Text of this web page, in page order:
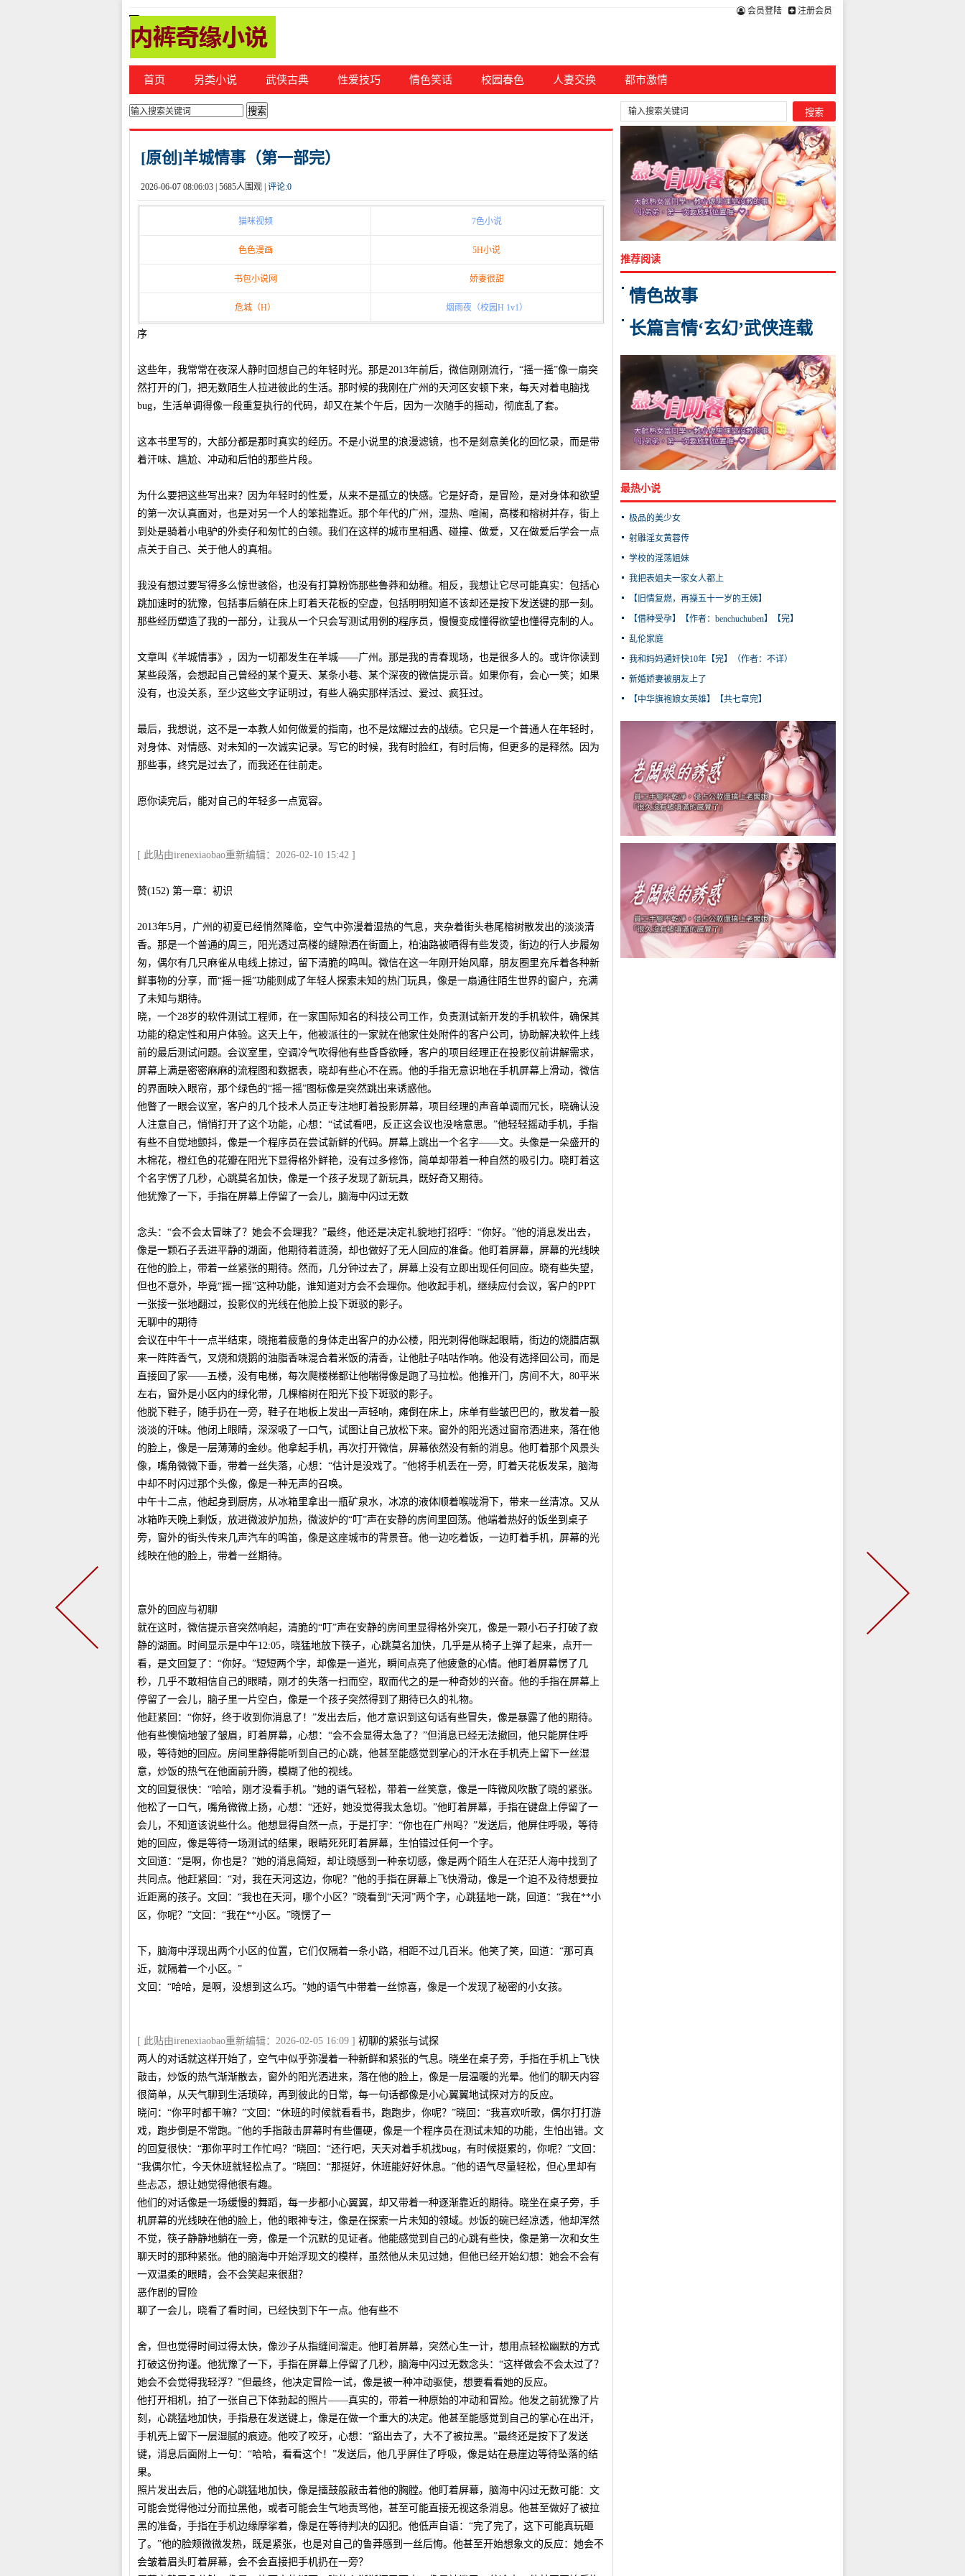
会员登陆 注册会员
首页 另类小说 武侠古典 性爱技巧 情色笑话 校园春色 人妻交换 都市激情
你的位置： 首页>都市激情
[原创]羊城情事（第一部完）
2026-06-07 08:06:03 | 5685人围观 | 评论:0
猫咪视频 7色小说
色色漫画 5H小说
书包小说网 娇妻很甜
危城（H） 烟雨夜（校园H 1v1）
序
这些年，我常常在夜深人静时回想自己的年轻时光。那是2013年前后，微信刚刚流行，“摇一摇”像一扇突
然打开的门，把无数陌生人拉进彼此的生活。那时候的我刚在广州的天河区安顿下来，每天对着电脑找
bug，生活单调得像一段重复执行的代码，却又在某个午后，因为一次随手的摇动，彻底乱了套。
这本书里写的，大部分都是那时真实的经历。不是小说里的浪漫滤镜，也不是刻意美化的回忆录，而是带
着汗味、尴尬、冲动和后怕的那些片段。
为什么要把这些写出来？因为年轻时的性爱，从来不是孤立的快感。它是好奇，是冒险，是对身体和欲望
的第一次认真面对，也是对另一个人的笨拙靠近。那个年代的广州，湿热、喧闹，高楼和榕树并存，街上
到处是骑着小电驴的外卖仔和匆忙的白领。我们在这样的城市里相遇、碰撞、做爱，又在做爱后学会一点
点关于自己、关于他人的真相。
我没有想过要写得多么惊世骇俗，也没有打算粉饰那些鲁莽和幼稚。相反，我想让它尽可能真实：包括心
跳加速时的犹豫，包括事后躺在床上盯着天花板的空虚，包括明明知道不该却还是按下发送键的那一刻。
那些经历塑造了我的一部分，让我从一个只会写测试用例的程序员，慢慢变成懂得欲望也懂得克制的人。
文章叫《羊城情事》，因为一切都发生在羊城——广州。那是我的青春现场，也是很多人的。或许你读到
某些段落，会想起自己曾经的某个夏天、某条小巷、某个深夜的微信提示音。如果你有，会心一笑；如果
没有，也没关系，至少这些文字证明过，有些人确实那样活过、爱过、疯狂过。
最后，我想说，这不是一本教人如何做爱的指南，也不是炫耀过去的战绩。它只是一个普通人在年轻时，
对身体、对情感、对未知的一次诚实记录。写它的时候，我有时脸红，有时后悔，但更多的是释然。因为
那些事，终究是过去了，而我还在往前走。
愿你读完后，能对自己的年轻多一点宽容。
[ 此贴由irenexiaobao重新编辑：2026-02-10 15:42 ]
赞(152) 第一章：初识
2013年5月，广州的初夏已经悄然降临，空气中弥漫着湿热的气息，夹杂着街头巷尾榕树散发出的淡淡清
香。那是一个普通的周三，阳光透过高楼的缝隙洒在街面上，柏油路被晒得有些发烫，街边的行人步履匆
匆，偶尔有几只麻雀从电线上掠过，留下清脆的鸣叫。微信在这一年刚开始风靡，朋友圈里充斥着各种新
鲜事物的分享，而“摇一摇”功能则成了年轻人探索未知的热门玩具，像是一扇通往陌生世界的窗户，充满
了未知与期待。
晓，一个28岁的软件测试工程师，在一家国际知名的科技公司工作，负责测试新开发的手机软件，确保其
功能的稳定性和用户体验。这天上午，他被派往的一家就在他家住处附件的客户公司，协助解决软件上线
前的最后测试问题。会议室里，空调冷气吹得他有些昏昏欲睡，客户的项目经理正在投影仪前讲解需求，
屏幕上满是密密麻麻的流程图和数据表，晓却有些心不在焉。他的手指无意识地在手机屏幕上滑动，微信
的界面映入眼帘，那个绿色的“摇一摇”图标像是突然跳出来诱惑他。
他瞥了一眼会议室，客户的几个技术人员正专注地盯着投影屏幕，项目经理的声音单调而冗长，晓确认没
人注意自己，悄悄打开了这个功能，心想：“试试看吧，反正这会议也没啥意思。”他轻轻摇动手机，手指
有些不自觉地颤抖，像是一个程序员在尝试新鲜的代码。屏幕上跳出一个名字——文。头像是一朵盛开的
木棉花，橙红色的花瓣在阳光下显得格外鲜艳，没有过多修饰，简单却带着一种自然的吸引力。晓盯着这
个名字愣了几秒，心跳莫名加快，像是一个孩子发现了新玩具，既好奇又期待。
他犹豫了一下，手指在屏幕上停留了一会儿，脑海中闪过无数
念头：“会不会太冒昧了？她会不会理我？”最终，他还是决定礼貌地打招呼：“你好。”他的消息发出去，
像是一颗石子丢进平静的湖面，他期待着涟漪，却也做好了无人回应的准备。他盯着屏幕，屏幕的光线映
在他的脸上，带着一丝紧张的期待。然而，几分钟过去了，屏幕上没有立即出现任何回应。晓有些失望，
但也不意外，毕竟“摇一摇”这种功能，谁知道对方会不会理你。他收起手机，继续应付会议，客户的PPT
一张接一张地翻过，投影仪的光线在他脸上投下斑驳的影子。
无聊中的期待
会议在中午十一点半结束，晓拖着疲惫的身体走出客户的办公楼，阳光刺得他眯起眼睛，街边的烧腊店飘
来一阵阵香气，叉烧和烧鹅的油脂香味混合着米饭的清香，让他肚子咕咕作响。他没有选择回公司，而是
直接回了家——五楼，没有电梯，每次爬楼梯都让他喘得像是跑了马拉松。他推开门，房间不大，80平米
左右，窗外是小区内的绿化带，几棵榕树在阳光下投下斑驳的影子。
他脱下鞋子，随手扔在一旁，鞋子在地板上发出一声轻响，瘫倒在床上，床单有些皱巴巴的，散发着一股
淡淡的汗味。他闭上眼睛，深深吸了一口气，试图让自己放松下来。窗外的阳光透过窗帘洒进来，落在他
的脸上，像是一层薄薄的金纱。他拿起手机，再次打开微信，屏幕依然没有新的消息。他盯着那个风景头
像，嘴角微微下垂，带着一丝失落，心想：“估计是没戏了。”他将手机丢在一旁，盯着天花板发呆，脑海
中却不时闪过那个头像，像是一种无声的召唤。
中午十二点，他起身到厨房，从冰箱里拿出一瓶矿泉水，冰凉的液体顺着喉咙滑下，带来一丝清凉。又从
冰箱昨天晚上剩饭，放进微波炉加热，微波炉的“叮”声在安静的房间里回荡。他端着热好的饭坐到桌子
旁，窗外的街头传来几声汽车的鸣笛，像是这座城市的背景音。他一边吃着饭，一边盯着手机，屏幕的光
线映在他的脸上，带着一丝期待。
意外的回应与初聊
就在这时，微信提示音突然响起，清脆的“叮”声在安静的房间里显得格外突兀，像是一颗小石子打破了寂
静的湖面。时间显示是中午12:05，晓猛地放下筷子，心跳莫名加快，几乎是从椅子上弹了起来，点开一
看，是文回复了：“你好。”短短两个字，却像是一道光，瞬间点亮了他疲惫的心情。他盯着屏幕愣了几
秒，几乎不敢相信自己的眼睛，刚才的失落一扫而空，取而代之的是一种奇妙的兴奋。他的手指在屏幕上
停留了一会儿，脑子里一片空白，像是一个孩子突然得到了期待已久的礼物。
他赶紧回：“你好，终于收到你消息了！”发出去后，他才意识到这句话有些冒失，像是暴露了他的期待。
他有些懊恼地皱了皱眉，盯着屏幕，心想：“会不会显得太急了？”但消息已经无法撤回，他只能屏住呼
吸，等待她的回应。房间里静得能听到自己的心跳，他甚至能感觉到掌心的汗水在手机壳上留下一丝湿
意，炒饭的热气在他面前升腾，模糊了他的视线。
文的回复很快：“哈哈，刚才没看手机。”她的语气轻松，带着一丝笑意，像是一阵微风吹散了晓的紧张。
他松了一口气，嘴角微微上扬，心想：“还好，她没觉得我太急切。”他盯着屏幕，手指在键盘上停留了一
会儿，不知道该说些什么。他想显得自然一点，于是打字：“你也在广州吗？”发送后，他屏住呼吸，等待
她的回应，像是等待一场测试的结果，眼睛死死盯着屏幕，生怕错过任何一个字。
文回道：“是啊，你也是？”她的消息简短，却让晓感到一种亲切感，像是两个陌生人在茫茫人海中找到了
共同点。他赶紧回：“对，我在天河这边，你呢？”他的手指在屏幕上飞快滑动，像是一个迫不及待想要拉
近距离的孩子。文回：“我也在天河，哪个小区？”晓看到“天河”两个字，心跳猛地一跳，回道：“我在**小
区，你呢？”文回：“我在**小区。”晓愣了一
下，脑海中浮现出两个小区的位置，它们仅隔着一条小路，相距不过几百米。他笑了笑，回道：“那可真
近，就隔着一个小区。”
文回：“哈哈，是啊，没想到这么巧。”她的语气中带着一丝惊喜，像是一个发现了秘密的小女孩。
[ 此贴由irenexiaobao重新编辑：2026-02-05 16:09 ] 初聊的紧张与试探
两人的对话就这样开始了，空气中似乎弥漫着一种新鲜和紧张的气息。晓坐在桌子旁，手指在手机上飞快
敲击，炒饭的热气渐渐散去，窗外的阳光洒进来，落在他的脸上，像是一层温暖的光晕。他们的聊天内容
很简单，从天气聊到生活琐碎，再到彼此的日常，每一句话都像是小心翼翼地试探对方的反应。
晓问：“你平时都干嘛？”文回：“休班的时候就看看书，跑跑步，你呢？”晓回：“我喜欢听歌，偶尔打打游
戏，跑步倒是不常跑。”他的手指敲击屏幕时有些僵硬，像是一个程序员在测试未知的功能，生怕出错。文
的回复很快：“那你平时工作忙吗？”晓回：“还行吧，天天对着手机找bug，有时候挺累的，你呢？”文回：
“我偶尔忙，今天休班就轻松点了。”晓回：“那挺好，休班能好好休息。”他的语气尽量轻松，但心里却有
些忐忑，想让她觉得他很有趣。
他们的对话像是一场缓慢的舞蹈，每一步都小心翼翼，却又带着一种逐渐靠近的期待。晓坐在桌子旁，手
机屏幕的光线映在他的脸上，他的眼神专注，像是在探索一片未知的领域。炒饭的碗已经凉透，他却浑然
不觉，筷子静静地躺在一旁，像是一个沉默的见证者。他能感觉到自己的心跳有些快，像是第一次和女生
聊天时的那种紧张。他的脑海中开始浮现文的模样，虽然他从未见过她，但他已经开始幻想：她会不会有
一双温柔的眼睛，会不会笑起来很甜？
恶作剧的冒险
聊了一会儿，晓看了看时间，已经快到下午一点。他有些不
舍，但也觉得时间过得太快，像沙子从指缝间溜走。他盯着屏幕，突然心生一计，想用点轻松幽默的方式
打破这份拘谨。他犹豫了一下，手指在屏幕上停留了几秒，脑海中闪过无数念头：“这样做会不会太过了？
她会不会觉得我轻浮？”但最终，他决定冒险一试，像是被一种冲动驱使，想要看看她的反应。
他打开相机，拍了一张自己下体勃起的照片——真实的，带着一种原始的冲动和冒险。他发之前犹豫了片
刻，心跳猛地加快，手指悬在发送键上，像是在做一个重大的决定。他甚至能感觉到自己的掌心在出汗，
手机壳上留下一层湿腻的痕迹。他咬了咬牙，心想：“豁出去了，大不了被拉黑。”最终还是按下了发送
键，消息后面附上一句：“哈哈，看看这个！”发送后，他几乎屏住了呼吸，像是站在悬崖边等待坠落的结
果。
照片发出去后，他的心跳猛地加快，像是擂鼓般敲击着他的胸膛。他盯着屏幕，脑海中闪过无数可能：文
可能会觉得他过分而拉黑他，或者可能会生气地责骂他，甚至可能直接无视这条消息。他甚至做好了被拉
黑的准备，手指在手机边缘摩挲着，像是在等待判决的囚犯。他低声自语：“完了完了，这下可能真玩砸
了。”他的脸颊微微发热，既是紧张，也是对自己的鲁莽感到一丝后悔。他甚至开始想象文的反应：她会不
会皱着眉头盯着屏幕，会不会直接把手机扔在一旁？
推荐阅读
情色故事
长篇言情‘玄幻’武侠连载
最热小说
极品的美少女
射雕淫女黄蓉传
学校的淫荡姐妹
我把表姐夫一家女人都上
【旧情复燃，再操五十一岁的王姨】
【借种受孕】【作者：benchuchuben】【完】
乱伦家庭
我和妈妈通奸快10年【完】（作者：不详）
新婚娇妻被朋友上了
【中华旗袍娘女英雄】【共七章完】